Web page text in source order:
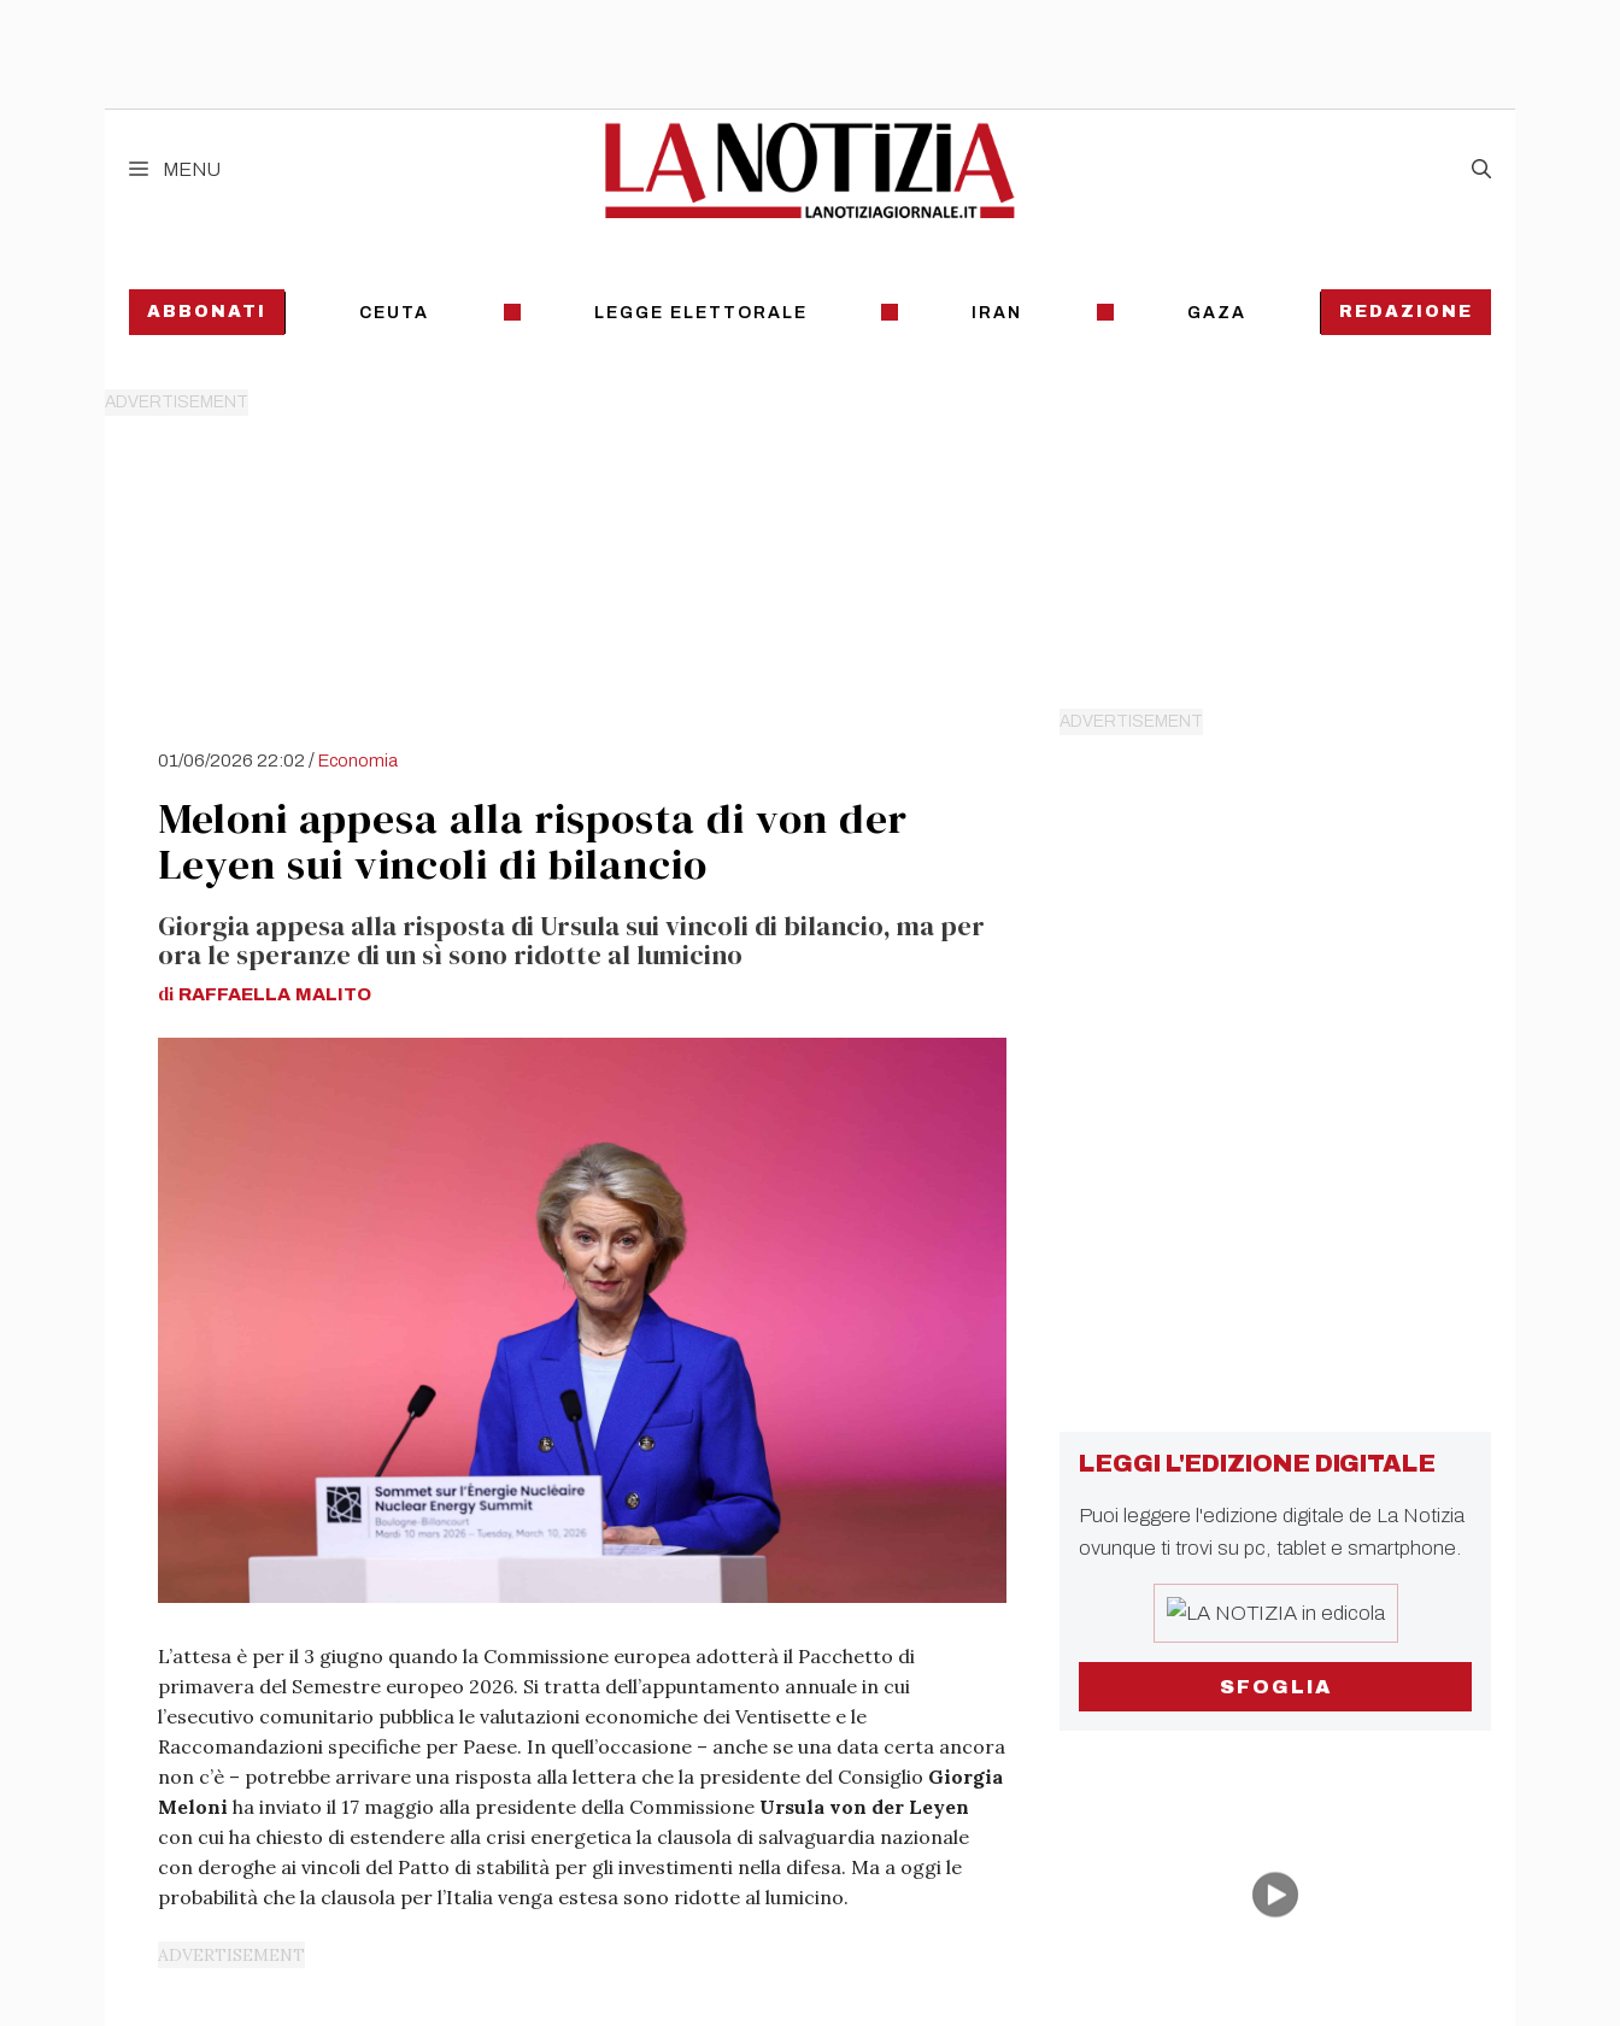
MENU
ABBONATI CEUTA LEGGE ELETTORALE IRAN GAZA REDAZIONE
01/06/2026 22:02 /Economia
Meloni appesa alla risposta di von der
Leyen sui vincoli di bilancio
Giorgia appesa alla risposta di Ursula sui vincoli di bilancio, ma per
ora le speranze di un sì sono ridotte al lumicino
di RAFFAELLA MALITO
L’attesa è per il 3 giugno quando la Commissione europea adotterà il Pacchetto di
primavera del Semestre europeo 2026. Si tratta dell’appuntamento annuale in cui
l’esecutivo comunitario pubblica le valutazioni economiche dei Ventisette e le
Raccomandazioni specifiche per Paese. In quell’occasione – anche se una data certa ancora
non c’è – potrebbe arrivare una risposta alla lettera che la presidente del Consiglio Giorgia
Meloni ha inviato il 17 maggio alla presidente della Commissione Ursula von der Leyen
con cui ha chiesto di estendere alla crisi energetica la clausola di salvaguardia nazionale
con deroghe ai vincoli del Patto di stabilità per gli investimenti nella difesa. Ma a oggi le
probabilità che la clausola per l’Italia venga estesa sono ridotte al lumicino.
LEGGI L'EDIZIONE DIGITALE
Puoi leggere l'edizione digitale de La Notizia
ovunque ti trovi su pc, tablet e smartphone.
SFOGLIA